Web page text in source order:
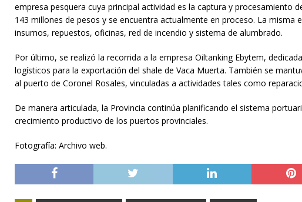
empresa pesquera cuya principal actividad es la captura y procesamiento
143 millones de pesos y se encuentra actualmente en proceso. La
insumos, repuestos, oficinas, red de incendio y sistema de alumbrado.
Por último, se realizó la recorrida a la empresa Oiltanking Ebytem,
logísticos para la exportación del shale de Vaca Muerta. También se
al puerto de Coronel Rosales, vinculadas a actividades tales como
De manera articulada, la Provincia continúa planificando el sistema
crecimiento productivo de los puertos provinciales.
Fotografía: Archivo web.